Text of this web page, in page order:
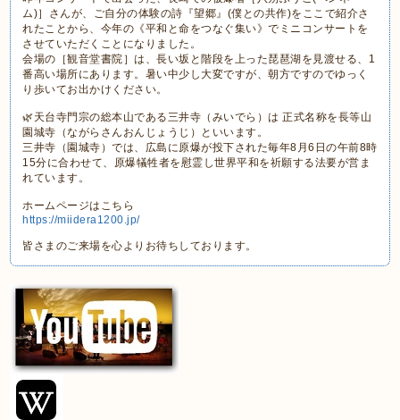
ム)］さんが、ご自分の体験の詩『望郷』(僕との共作)をここで紹介さ
れたことから、今年の《平和と命をつなぐ集い》でミニコンサートを
させていただくことになりました。
会場の［観音堂書院］は、長い坂と階段を上った琵琶湖を見渡せる、1
番高い場所にあります。暑い中少し大変ですが、朝方ですのでゆっく
り歩いてお出かけください。
🌿天台寺門宗の総本山である三井寺（みいでら）は 正式名称を長等山
園城寺（ながらさんおんじょうじ）といいます。
三井寺（園城寺）では、広島に原爆が投下された毎年8月6日の午前8時
15分に合わせて、原爆犠牲者を慰霊し世界平和を祈願する法要が営ま
れています。
ホームページはこちら
https://miidera1200.jp/
皆さまのご来場を心よりお待ちしております。